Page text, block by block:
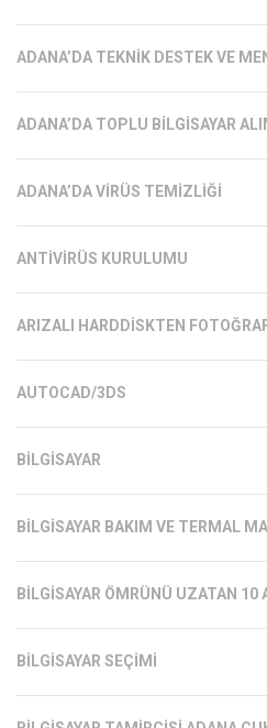
ADANA’DA TEKNIK DESTEK VE
ADANA’DA TOPLU BILGISAYAR
ADANA’DA VIRÜS TEMIZLIĞI
ANTIVIRÜS KURULUMU
ARIZALI HARDDISKTEN
AUTOCAD/3DS
BILGISAYAR
BILGISAYAR BAKIM VE TERMAL
BILGISAYAR ÖMRÜNÜ UZATAN 10
BILGISAYAR SEÇIMI